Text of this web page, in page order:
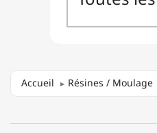
Accueil Résines / Moulage